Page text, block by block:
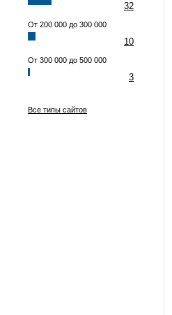
32
От 200 000 до 300 000
10
От 300 000 до 500 000
3
Все типы сайтов